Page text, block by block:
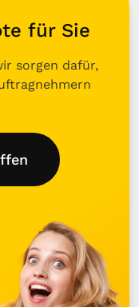
für Sie
sorgen dafür,